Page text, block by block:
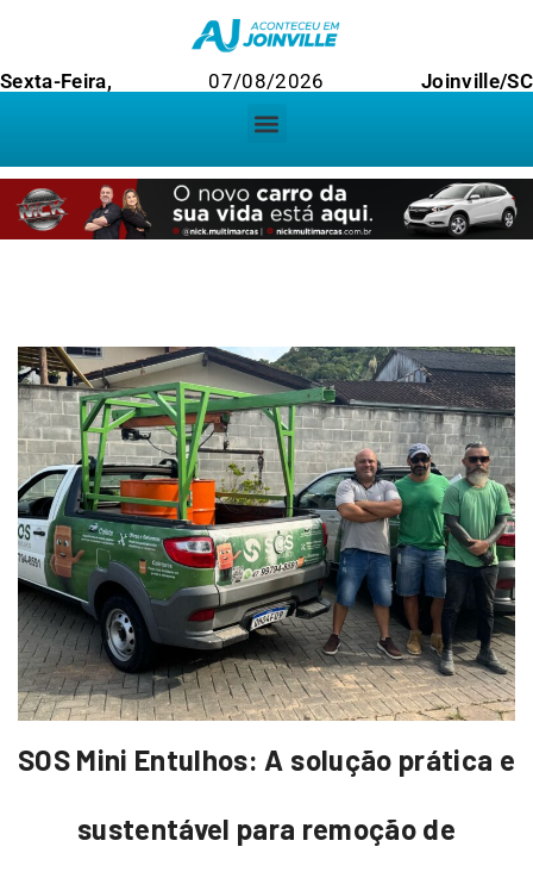
Sexta-Feira, 07/08/2026 Joinville/SC
SOS Mini Entulhos: A solução prática e
sustentável para remoção de